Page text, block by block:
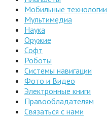
Мобильные технологии
Мультимедиа
Наука
Оружие
Софт
Роботы
Системы навигации
Фото и Видео
Электронные книги
Правообладателям
Связаться с нами